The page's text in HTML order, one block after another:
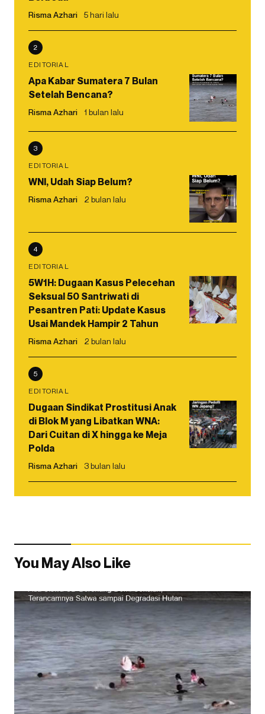
Risma Azhari 5 hari lalu
2
EDITORIAL
Apa Kabar Sumatera 7 Bulan
Setelah Bencana?
Risma Azhari 1 bulan lalu
3
EDITORIAL
WNI, Udah Siap Belum?
Risma Azhari 2 bulan lalu
4
EDITORIAL
5W1H: Dugaan Kasus Pelecehan
Seksual 50 Santriwati di
Pesantren Pati: Update Kasus
Usai Mandek Hampir 2 Tahun
Risma Azhari 2 bulan lalu
5
EDITORIAL
Dugaan Sindikat Prostitusi Anak
di Blok M yang Libatkan WNA:
Dari Cuitan di X hingga ke Meja
Polda
Risma Azhari 3 bulan lalu
You May Also Like